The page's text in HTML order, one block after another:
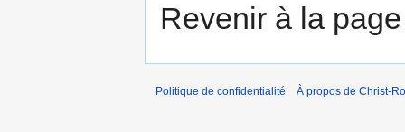
Revenir à la
Politique de confidentialité À propos de Christ-